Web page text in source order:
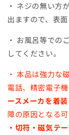
・ ネジの無い方
出ますので、 表
・ お風呂等での
してください。
・ 本品は強力な
電話、 精密電子
ースメーカを着
障の原因となる
・切符・磁気テ